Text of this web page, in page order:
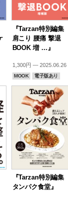
『Tarzan特別編集
肩こり 腰痛 撃退
BOOK 増 …』
1,300円 — 2025.06.26
MOOK 電子版あり
『Tarzan特別編集
タンパク食堂』